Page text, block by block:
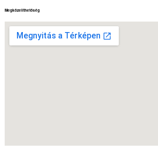
Megközelíthetőség